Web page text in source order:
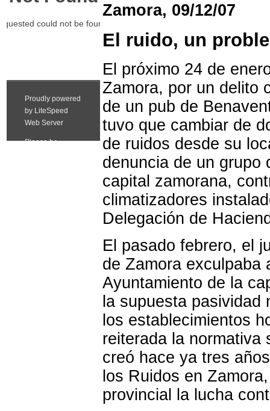
Zamora, 09/12/07
El ruido, un
El próximo 24 de
Zamora, por un delito
de un pub de
tuvo que cambiar de
de ruidos desde su
denuncia de un grupo
capital zamorana,
climatizadores
Delegación de
El pasado febrero, el
de Zamora exculpaba
Ayuntamiento de la
la supuesta
los establecimientos
reiterada la normativa
creó hace ya tres
los Ruidos en
provincial la lucha